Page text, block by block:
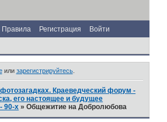
Правила Регистрация Войти
или зарегистрируйтесь.
Краеведческий форум -
его настоящее и будущее
90-х »Общежитие на Добролюбова